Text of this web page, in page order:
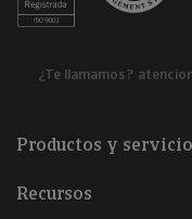
¿Te llamamos?
Productos y
Recursos